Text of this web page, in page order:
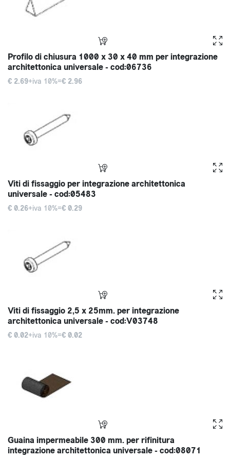
Profilo di chiusura 1000 x 30 x 40 mm per integrazione
architettonica universale - cod:06736
€ 2.69+iva 10%=€ 2.96
Viti di fissaggio per integrazione architettonica
universale - cod:05483
€ 0.26+iva 10%=€ 0.29
Viti di fissaggio 2,5 x 25mm. per integrazione
architettonica universale - cod:V03748
€ 0.02+iva 10%=€ 0.02
Guaina impermeabile 300 mm. per rifinitura
integrazione architettonica universale - cod:08071